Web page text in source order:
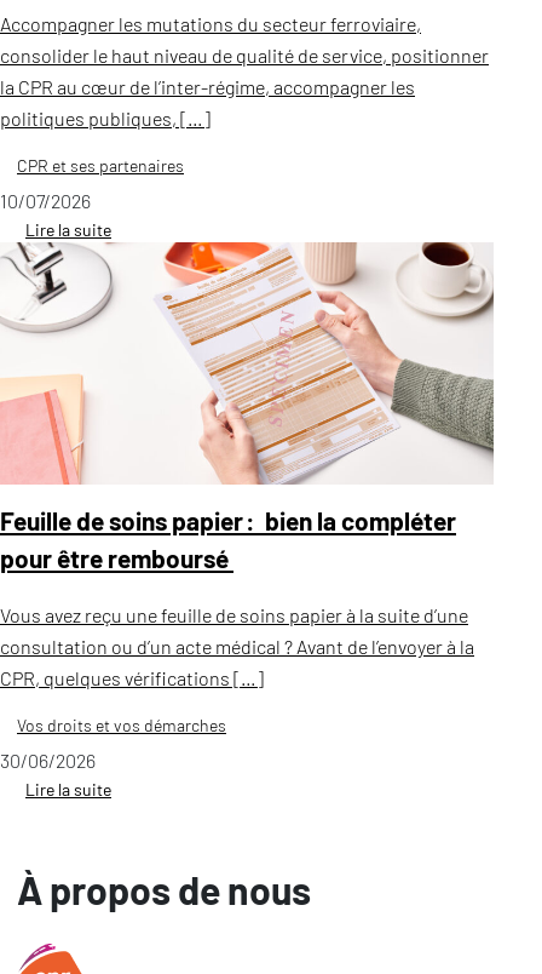
Accompagner les mutations du secteur ferroviaire,
consolider le haut niveau de qualité de service, positionner
la CPR au cœur de l’inter-régime, accompagner les
politiques publiques, […]
CPR et ses partenaires
10/07/2026
Lire la suite
Feuille de soins papier : bien la compléter
pour être remboursé
Vous avez reçu une feuille de soins papier à la suite d’une
consultation ou d’un acte médical ? Avant de l’envoyer à la
CPR, quelques vérifications […]
Vos droits et vos démarches
30/06/2026
Lire la suite
À propos de nous